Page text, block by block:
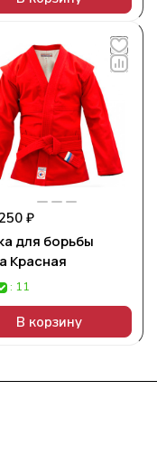
₽
для борьбы
Красная
: 11
В корзину